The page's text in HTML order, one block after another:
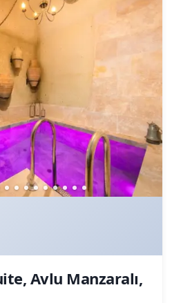
Avlu Manzaralı,